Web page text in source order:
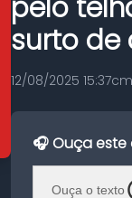
pelo
surto de
12/08/2025 15:37
🎧 Ouça
Ouça o texto